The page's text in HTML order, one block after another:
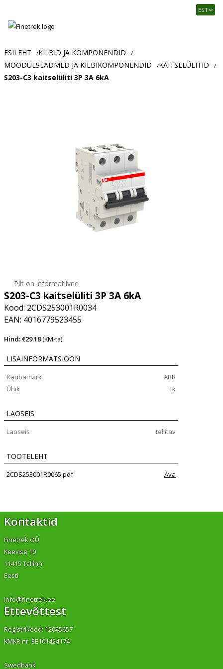
Usaldusväärne
ja
tööstusautomaatika
pood
EST
ESILEHT /KILBID JA KOMPONENDID /
MOODULSEADMED JA KILBIKOMPONENDID /KAITSELÜLITID /
S203-C3 kaitselüliti 3P 3A 6kA
Pilt on informatiivne
S203-C3 kaitselüliti 3P 3A 6kA
Kood: 2CDS253001R0034
EAN: 4016779523455
Hind: €29.18(KM-ta)
LISAINFORMATSIOON
Kaubamärk
ABB
Ühik
tk
LAOSEIS
Laoseis tellitav
TOOTELEHT
2CDS253001R0065.pdf Ava
Kontaktid
Finetrek OÜ
Keevise 10
11415 Tallinn
Eesti
info@finetrek.ee
Ettevõttest
Registrikood: 12045657
KMKR nr: EE101424174
Swedbank